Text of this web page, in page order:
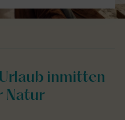
inmitten
Natur